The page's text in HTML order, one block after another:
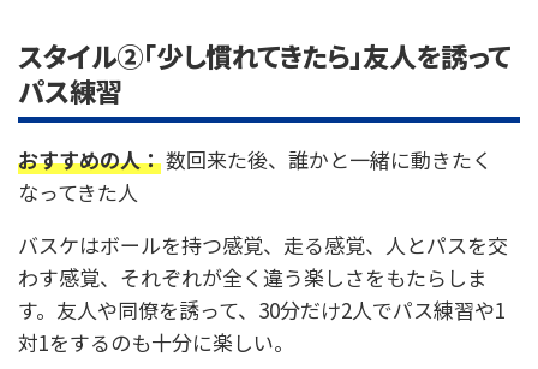
スタイル②「少し慣れてきたら」友人を誘って
パス練習
おすすめの人：数回来た後、誰かと一緒に動きたく
なってきた人
バスケはボールを持つ感覚、走る感覚、人とパスを交
わす感覚、それぞれが全く違う楽しさをもたらしま
す。友人や同僚を誘って、30分だけ2人でパス練習や1
対1をするのも十分に楽しい。